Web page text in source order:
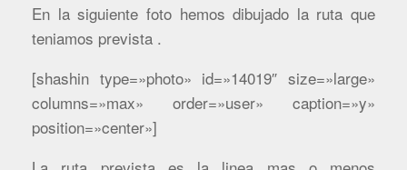
En la siguiente foto hemos dibujado la ruta que
teniamos prevista .
[shashin type=»photo» id=»14019″ size=»large»
columns=»max» order=»user» caption=»y»
position=»center»]